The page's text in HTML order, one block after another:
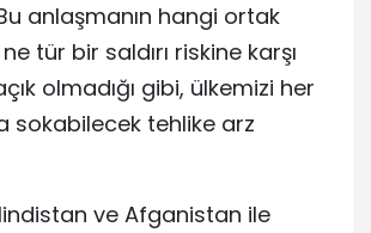
anlaşmanın hangi ortak
tür bir saldırı riskine karşı
olmadığı gibi, ülkemizi her
sokabilecek tehlike arz
ve Afganistan ile